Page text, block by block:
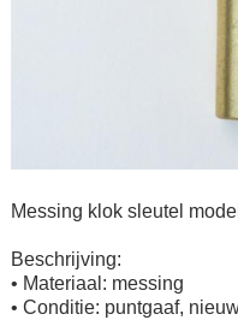
Messing klok sleutel
Beschrijving:
• Materiaal: messing
• Conditie: puntgaaf,